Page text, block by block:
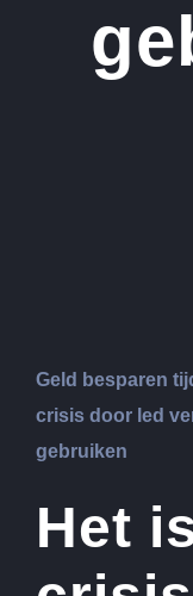
Geld besparen
crisis door led
gebruiken
Het